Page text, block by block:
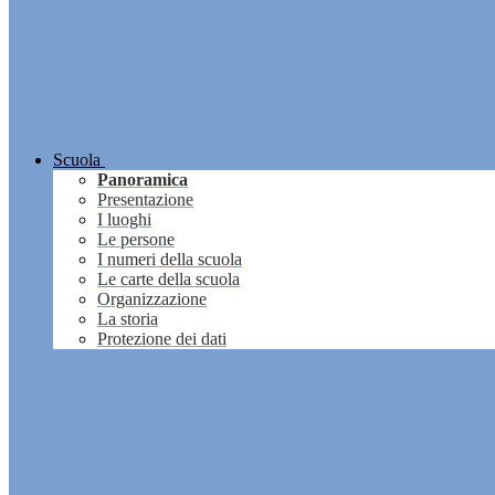
Scuola
Panoramica
Presentazione
I luoghi
Le persone
I numeri della scuola
Le carte della scuola
Organizzazione
La storia
Protezione dei dati